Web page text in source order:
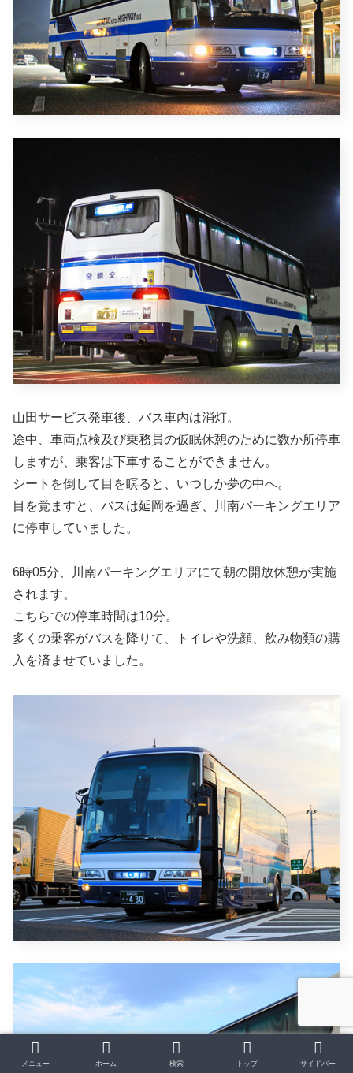
山田サービス発車後、バス車内は消灯。
途中、車両点検及び乗務員の仮眠休憩のために数か所停車
しますが、乗客は下車することができません。
シートを倒して目を瞑ると、いつしか夢の中へ。
目を覚ますと、バスは延岡を過ぎ、川南パーキングエリア
に停車していました。
6時05分、川南パーキングエリアにて朝の開放休憩が実施
されます。
こちらでの停車時間は10分。
多くの乗客がバスを降りて、トイレや洗顔、飲み物類の購
入を済ませていました。
メニュー ホーム 検索 トップ サイドバー